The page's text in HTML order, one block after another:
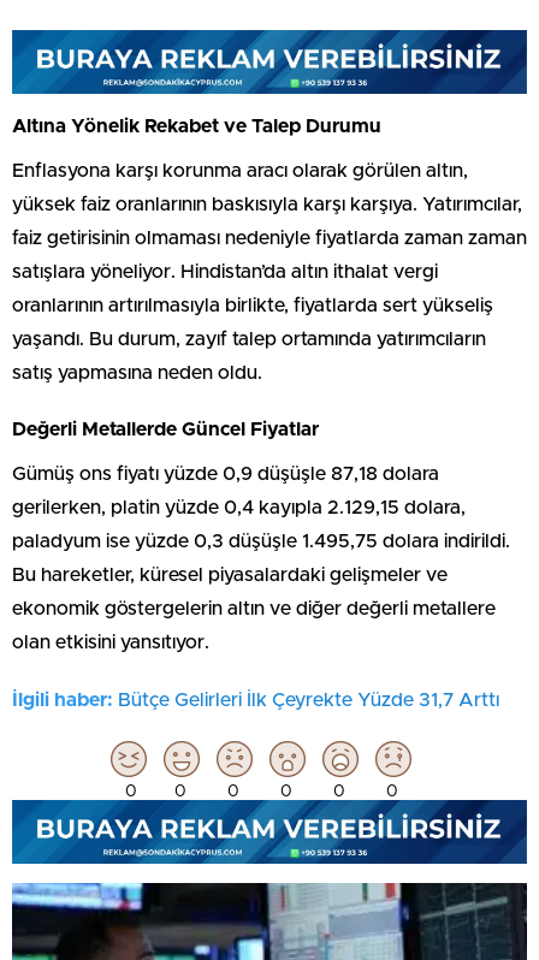
Altına Yönelik Rekabet ve Talep Durumu
Enflasyona karşı korunma aracı olarak görülen altın,
yüksek faiz oranlarının baskısıyla karşı karşıya. Yatırımcılar,
faiz getirisinin olmaması nedeniyle fiyatlarda zaman zaman
satışlara yöneliyor. Hindistan’da altın ithalat vergi
oranlarının artırılmasıyla birlikte, fiyatlarda sert yükseliş
yaşandı. Bu durum, zayıf talep ortamında yatırımcıların
satış yapmasına neden oldu.
Değerli Metallerde Güncel Fiyatlar
Gümüş ons fiyatı yüzde 0,9 düşüşle 87,18 dolara
gerilerken, platin yüzde 0,4 kayıpla 2.129,15 dolara,
paladyum ise yüzde 0,3 düşüşle 1.495,75 dolara indirildi.
Bu hareketler, küresel piyasalardaki gelişmeler ve
ekonomik göstergelerin altın ve diğer değerli metallere
olan etkisini yansıtıyor.
İlgili haber: Bütçe Gelirleri İlk Çeyrekte Yüzde 31,7 Arttı
0 0 0 0 0 0